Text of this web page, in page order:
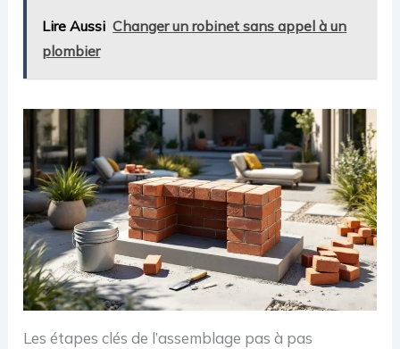
Lire Aussi Changer un robinet sans appel à un
plombier
Les étapes clés de l’assemblage pas à pas